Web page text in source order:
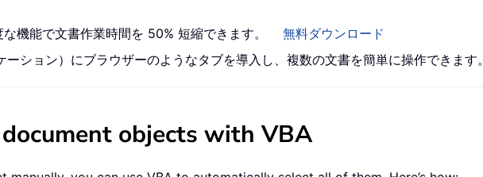
機能で文書作業時間を 50% 短縮できます。
無料ダウンロード
ション）にブラウザーのようなタブを導入し、複数の文書を簡単に操作できます。
objects with VBA